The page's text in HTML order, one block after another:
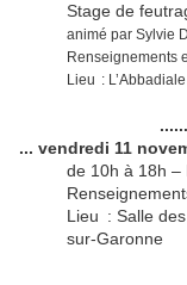
Stage de
animé par Sylvie
Renseignements
Lieu :
... vendredi 11
de 10h à 18h –
Lieu : Salle
sur-Garonne